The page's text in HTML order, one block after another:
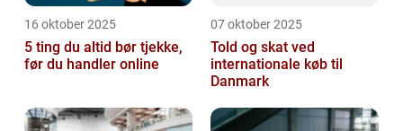
16 oktober 2025
5 ting du altid bør tjekke,
før du handler online
07 oktober 2025
Told og skat ved
internationale køb til
Danmark